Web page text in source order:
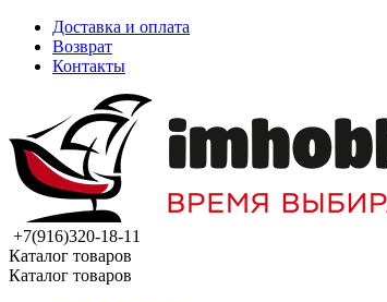
Доставка и оплата
Возврат
Контакты
+7(916)320-18-11
Каталог товаров
Каталог товаров